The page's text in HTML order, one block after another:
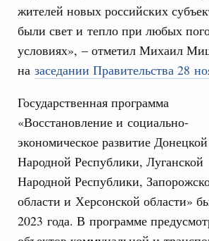
жителей новых российских
были свет и тепло при любых
условиях», – отметил Михаил
на заседании Правительства 28
Государственная программа
«Восстановление и социально-
экономическое развитие Донецкой
Народной Республики, Луганской
Народной Республики,
области и Херсонской области»
2023 года. В программе
Вчера
производительности труда и
дал поручения по
сессии, посвящённой
труда
проект «Экологическое
увеличило объём
федерального
2026 года №2067-р